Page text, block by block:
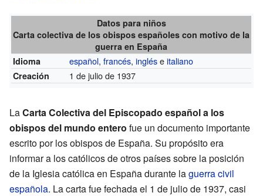
Datos para niños
Carta colectiva de los obispos españoles con motivo de la
guerra en España
Idioma
español,francés,ingléseitaliano
Creación 1 de julio de 1937
LaCarta Colectiva del Episcopado español a los
obispos del mundo entero fue un documento importante
escrito por los obispos de España. Su propósito era
informar a los católicos de otros países sobre la posición
de la Iglesia católica en España durante laguerra civil
española. La carta fue fechada el 1 de julio de 1937, casi